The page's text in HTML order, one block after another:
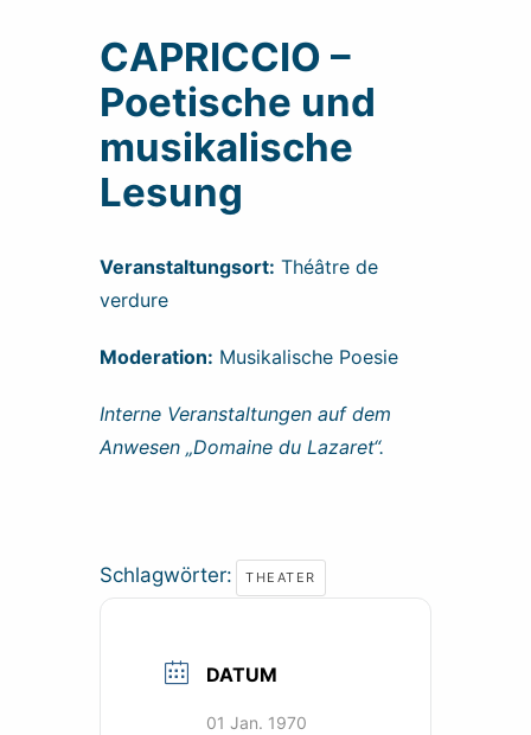
CAPRICCIO –
Poetische und
musikalische
Lesung
Veranstaltungsort: Théâtre de
verdure
Moderation: Musikalische Poesie
Interne Veranstaltungen auf dem
Anwesen „Domaine du Lazaret“.
Schlagwörter: THEATER
DATUM
01 Jan. 1970